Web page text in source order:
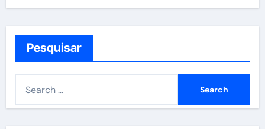
Pesquisar